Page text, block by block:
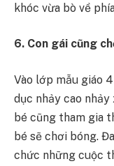
khóc vừa bò về
6. Con gái cũng
Vào lớp mẫu giáo
dục nhảy cao nhảy
bé cũng tham gia
bé sẽ chơi bóng.
chức những cuộc